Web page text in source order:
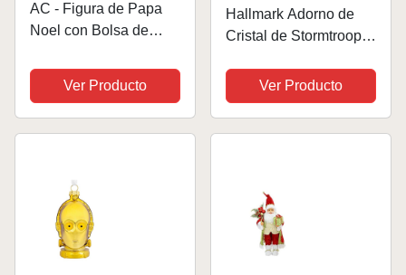
AC - Figura de Papa
Noel con Bolsa de
Dorado - Fabricado en
Poliéster y Plástico -
Artículo Decorativo
para Navidad - 30 x 19
Ver Producto
Hallmark Adorno de
Cristal de Stormtrooper
árbol de Star Wars,
Adorno Colgante de
Cristal, Adorno
Ver Producto